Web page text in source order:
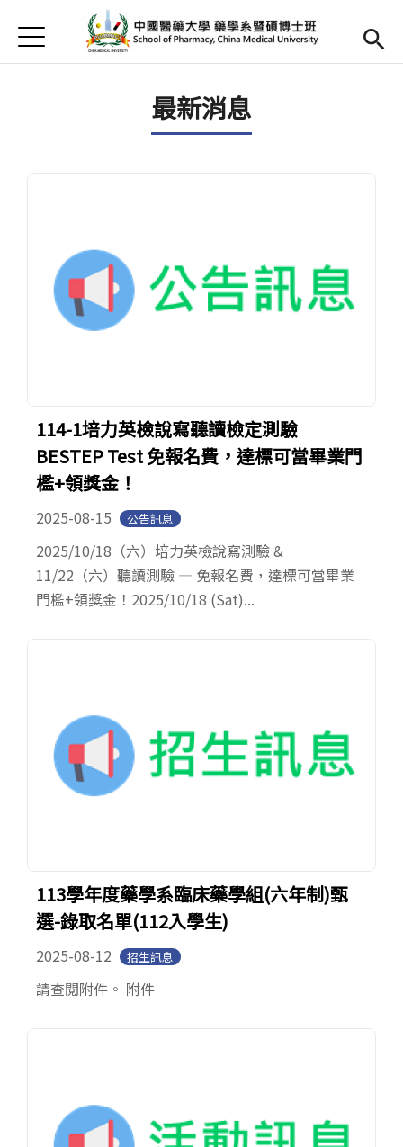
首頁
首頁
Open submenu (教學資源)
教學資源
Open submenu (實習專區)
實習專區
Jump to Main content
最新消息
114-1培力英檢說寫聽讀檢定測驗
BESTEP Test 免報名費，達標可當畢業門
檻+領獎金！
2025-08-15 公告訊息
2025/10/18（六）培力英檢說寫測驗 &
11/22（六）聽讀測驗 — 免報名費，達標可當畢業
門檻+領獎金！2025/10/18 (Sat)...
113學年度藥學系臨床藥學組(六年制)甄
選-錄取名單(112入學生)
2025-08-12 招生訊息
請查閱附件。 附件